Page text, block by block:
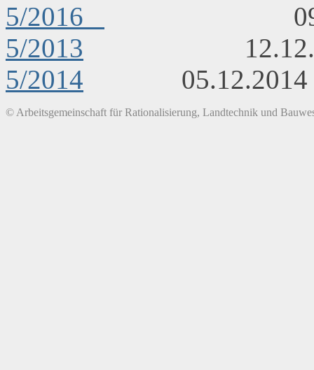
5/2016
09.
5/2013
5/2014
© Arbeitsgemeinschaft für Rationalisierung, Landtechnik und